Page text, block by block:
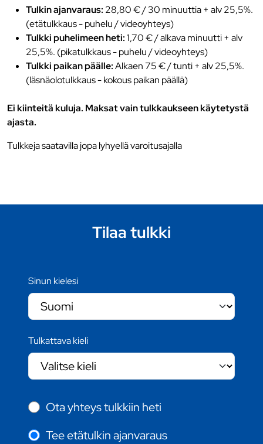
Tulkin ajanvaraus: 28,80 € / 30 minuuttia + alv 25,5%.
(etätulkkaus - puhelu / videoyhteys)
Tulkki puhelimeen heti:1,70 € / alkava minuutti + alv
25,5%. (pikatulkkaus - puhelu / videoyhteys)
Tulkki paikan päälle:Alkaen 75 € / tunti + alv 25,5%.
(läsnäolotulkkaus - kokous paikan päällä)
Ei kiinteitä kuluja. Maksat vain tulkkaukseen käytetystä
ajasta.
Tulkkeja saatavilla jopa lyhyellä varoitusajalla
Tilaa tulkki
Sinun kielesi
Tulkattava kieli
Ota yhteys tulkkiin heti
Tee etätulkin ajanvaraus